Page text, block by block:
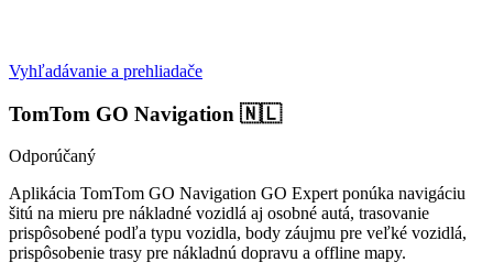
Vyhľadávanie a prehliadače
TomTom GO Navigation 🇳🇱
Odporúčaný
Aplikácia TomTom GO Navigation GO Expert ponúka navigáciu
šitú na mieru pre nákladné vozidlá aj osobné autá, trasovanie
prispôsobené podľa typu vozidla, body záujmu pre veľké vozidlá,
prispôsobenie trasy pre nákladnú dopravu a offline mapy.